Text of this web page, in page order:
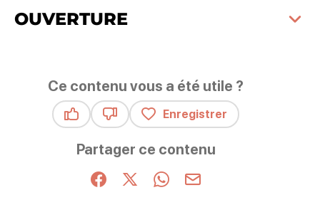
OUVERTURE
Ce contenu vous a été utile ?
Enregistrer
Partager ce contenu
Partager sur Facebook (nouvelle fenêtre)
Partager sur X / Twitter (nouvelle
Partager sur WhatsApp
Partager par mail